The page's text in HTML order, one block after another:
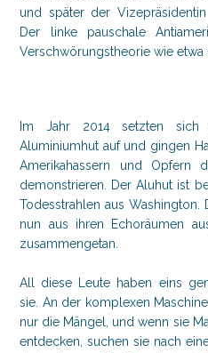
und später der
Der linke pauschale
Verschwörungstheorie wie
Im Jahr 2014 setzten
Aluminiumhut auf und gingen
Amerikahassern und Opfern
demonstrieren. Der Aluhut ist
Todesstrahlen aus
nun aus ihren Echoräumen
zusammengetan.
All diese Leute haben eins
sie. An der komplexen
nur die Mängel, und wenn sie
entdecken, suchen sie nach